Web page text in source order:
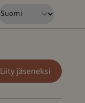
Liity jäseneksi